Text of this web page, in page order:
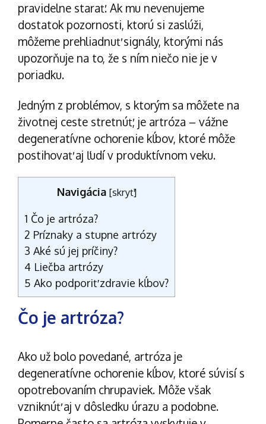
pravidelne starať. Ak mu nevenujeme
dostatok pozornosti, ktorú si zaslúži,
môžeme prehliadnuť signály, ktorými nás
upozorňuje na to, že s ním niečo nie je v
poriadku.
Jedným z problémov, s ktorým sa môžete na
životnej ceste stretnúť, je artróza – vážne
degeneratívne ochorenie kĺbov, ktoré môže
postihovať aj ľudí v produktívnom veku.
Navigácia [skryť]
1 Čo je artróza?
2 Príznaky a stupne artrózy
3 Aké sú jej príčiny?
4 Liečba artrózy
5 Ako podporiť zdravie kĺbov?
Čo je artróza?
Ako už bolo povedané, artróza je
degeneratívne ochorenie kĺbov, ktoré súvisí s
opotrebovaním chrupaviek. Môže však
vzniknúť aj v dôsledku úrazu a podobne.